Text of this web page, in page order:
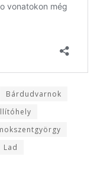
Bárdudvarnok
Lad